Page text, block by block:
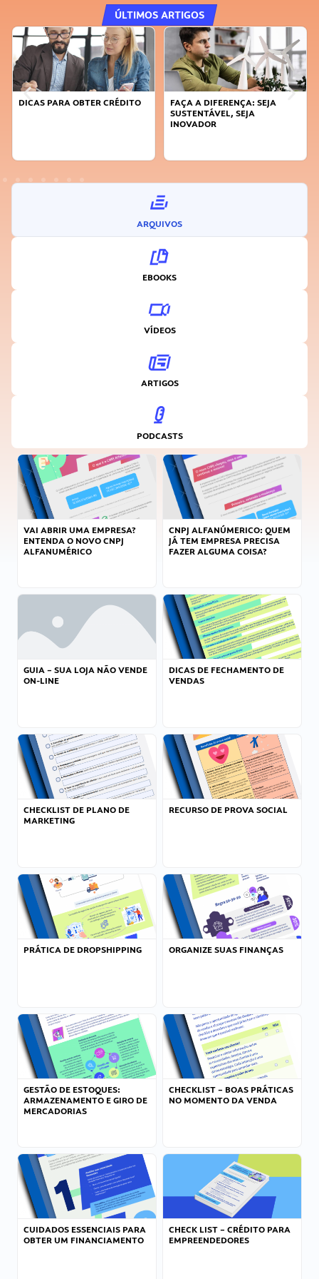
ÚLTIMOS ARTIGOS
DICAS PARA OBTER CRÉDITO
FAÇA A DIFERENÇA: SEJA
SUSTENTÁVEL, SEJA
INOVADOR
ARQUIVOS
EBOOKS
VÍDEOS
ARTIGOS
PODCASTS
VAI ABRIR UMA EMPRESA?
ENTENDA O NOVO CNPJ
ALFANUMÉRICO
CNPJ ALFANÚMERICO: QUEM
JÁ TEM EMPRESA PRECISA
FAZER ALGUMA COISA?
GUIA – SUA LOJA NÃO VENDE
ON-LINE
DICAS DE FECHAMENTO DE
VENDAS
CHECKLIST DE PLANO DE
MARKETING
RECURSO DE PROVA SOCIAL
PRÁTICA DE DROPSHIPPING ORGANIZE SUAS FINANÇAS
GESTÃO DE ESTOQUES:
ARMAZENAMENTO E GIRO DE
MERCADORIAS
CHECKLIST – BOAS PRÁTICAS
NO MOMENTO DA VENDA
CUIDADOS ESSENCIAIS PARA
OBTER UM FINANCIAMENTO
CHECK LIST – CRÉDITO PARA
EMPREENDEDORES